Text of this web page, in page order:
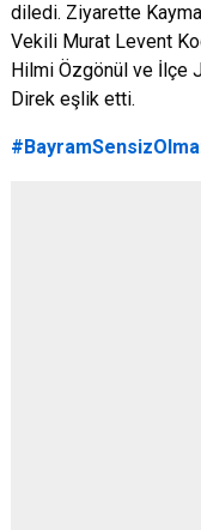
diledi. Ziyarette
Vekili Murat Levent
Hilmi Özgönül ve İlçe
Direk eşlik etti.